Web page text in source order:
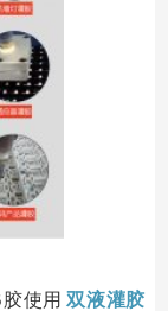
使用 双液灌胶